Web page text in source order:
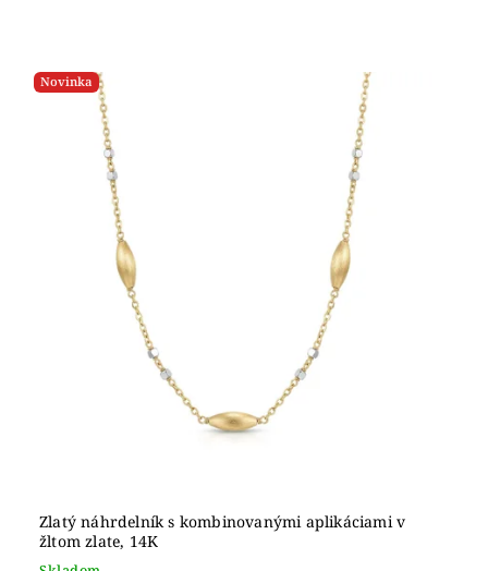
Novinka
Zlatý náhrdelník s kombinovanými aplikáciami v
žltom zlate, 14K